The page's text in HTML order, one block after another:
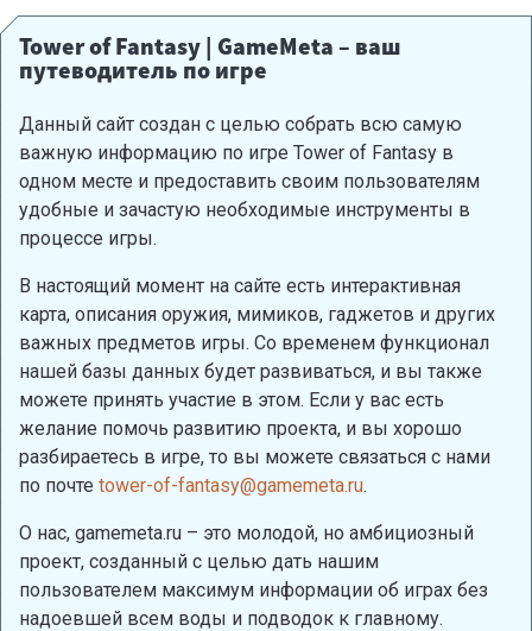
Tower of Fantasy | GameMeta – ваш
путеводитель по игре
Данный сайт создан с целью собрать всю самую
важную информацию по игре Tower of Fantasy в
одном месте и предоставить своим пользователям
удобные и зачастую необходимые инструменты в
процессе игры.
В настоящий момент на сайте есть интерактивная
карта, описания оружия, мимиков, гаджетов и других
важных предметов игры. Со временем функционал
нашей базы данных будет развиваться, и вы также
можете принять участие в этом. Если у вас есть
желание помочь развитию проекта, и вы хорошо
разбираетесь в игре, то вы можете связаться с нами
по почте tower-of-fantasy@gamemeta.ru.
О нас, gamemeta.ru – это молодой, но амбициозный
проект, созданный с целью дать нашим
пользователем максимум информации об играх без
надоевшей всем воды и подводок к главному.